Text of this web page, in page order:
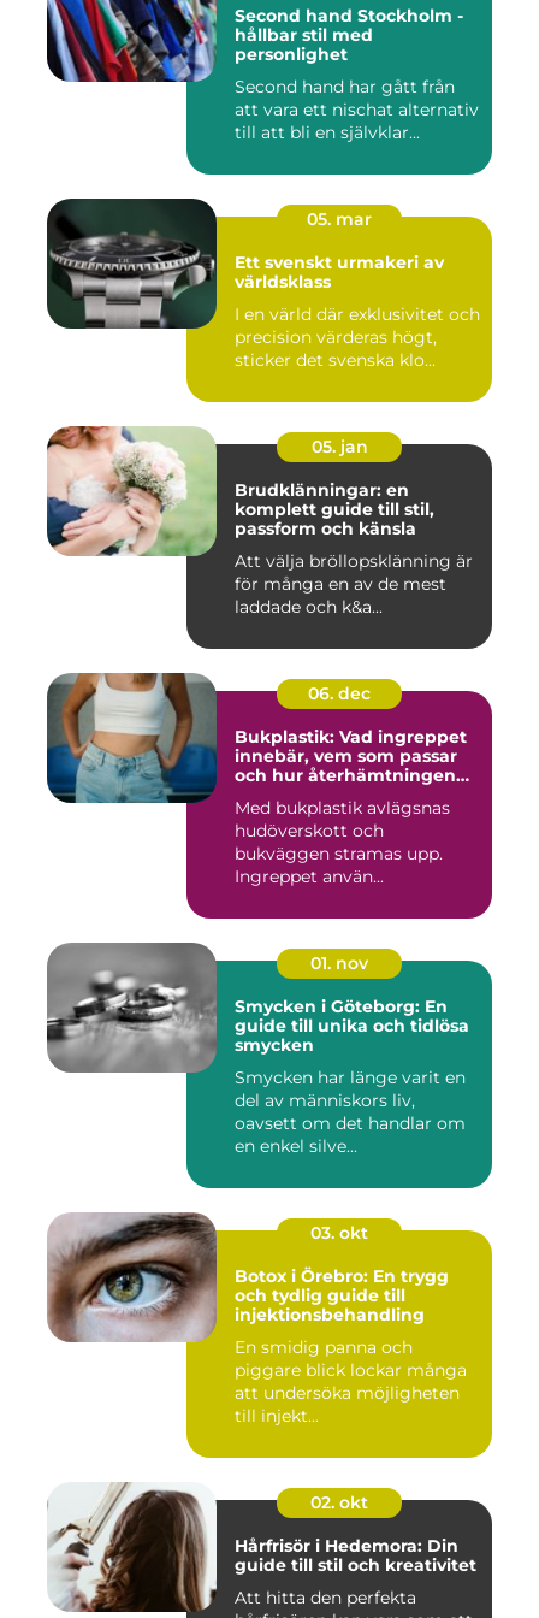
Second hand Stockholm -
hållbar stil med
personlighet
Second hand har gått från
att vara ett nischat alternativ
till att bli en självklar...
05. mar
Ett svenskt urmakeri av
världsklass
I en värld där exklusivitet och
precision värderas högt,
sticker det svenska klo...
05. jan
Brudklänningar: en
komplett guide till stil,
passform och känsla
Att välja bröllopsklänning är
för många en av de mest
laddade och k&a...
06. dec
Bukplastik: Vad ingreppet
innebär, vem som passar
och hur återhämtningen
Med bukplastik avlägsnas
hudöverskott och
bukväggen stramas upp.
Ingreppet använ...
01. nov
Smycken i Göteborg: En
guide till unika och tidlösa
smycken
Smycken har länge varit en
del av människors liv,
oavsett om det handlar om
en enkel silve...
03. okt
Botox i Örebro: En trygg
och tydlig guide till
injektionsbehandling
En smidig panna och
piggare blick lockar många
att undersöka möjligheten
till injekt...
02. okt
Hårfrisör i Hedemora: Din
guide till stil och kreativitet
Att hitta den perfekta